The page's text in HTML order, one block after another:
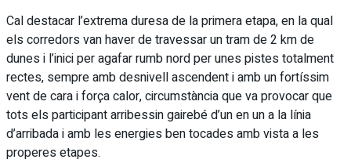
Cal destacar l’extrema duresa de la primera etapa, en la qual
els corredors van haver de travessar un tram de 2 km de
dunes i l’inici per agafar rumb nord per unes pistes totalment
rectes, sempre amb desnivell ascendent i amb un fortíssim
vent de cara i força calor, circumstància que va provocar que
tots els participant arribessin gairebé d’un en un a la línia
d’arribada i amb les energies ben tocades amb vista a les
properes etapes.